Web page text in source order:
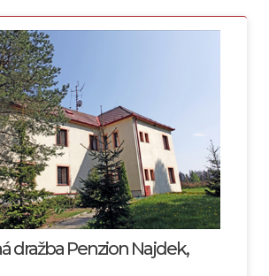
dražba Penzion Najdek,